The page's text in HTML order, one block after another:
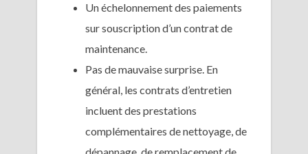
Un échelonnement des paiements
sur souscription d’un contrat de
maintenance.
Pas de mauvaise surprise. En
général, les contrats d’entretien
incluent des prestations
complémentaires de nettoyage, de